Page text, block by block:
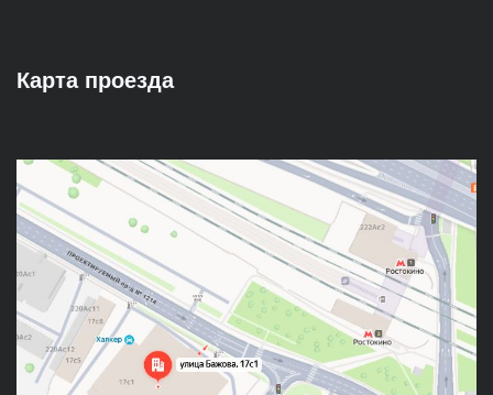
Карта проезда